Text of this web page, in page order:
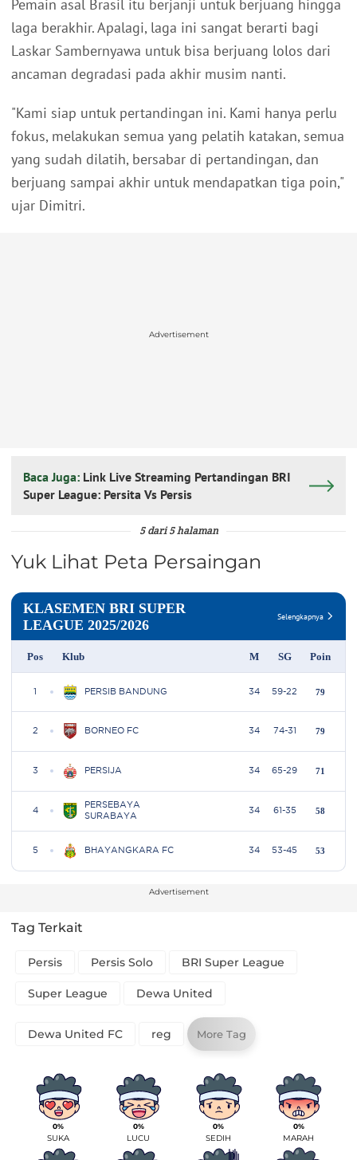
Pemain asal Brasil itu berjanji untuk berjuang hingga
laga berakhir. Apalagi, laga ini sangat berarti bagi
Laskar Sambernyawa untuk bisa berjuang lolos dari
ancaman degradasi pada akhir musim nanti.
"Kami siap untuk pertandingan ini. Kami hanya perlu
fokus, melakukan semua yang pelatih katakan, semua
yang sudah dilatih, bersabar di pertandingan, dan
berjuang sampai akhir untuk mendapatkan tiga poin,"
ujar Dimitri.
Advertisement
Baca Juga: Link Live Streaming Pertandingan BRI
Super League: Persita Vs Persis
5 dari 5 halaman
Yuk Lihat Peta Persaingan
Advertisement
Tag Terkait
Persis Persis Solo BRI Super League
Super League Dewa United
Dewa United FC reg More Tag
0%
SUKA
0%
LUCU
0%
SEDIH
0%
MARAH